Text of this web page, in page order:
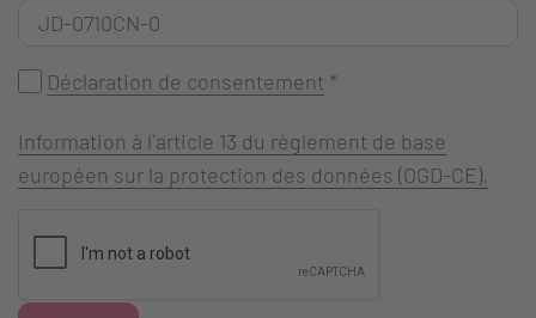
Déclaration de consentement *
Information à l`article 13 du règlement de base
européen sur la protection des données (OGD-CE).